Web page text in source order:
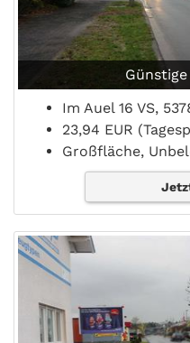
Im Auel 16 VS,
23,94 EUR
Großfläche,